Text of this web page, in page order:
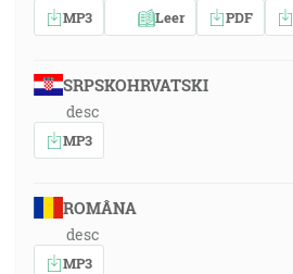
MP3 Leer PDF
SRPSKOHRVATSKI
desc
MP3
ROMÂNA
desc
MP3